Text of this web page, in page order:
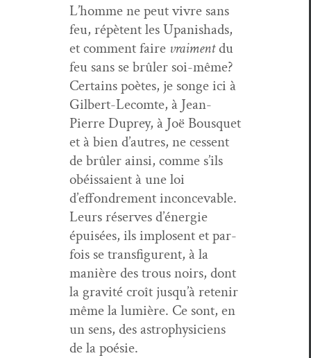
L’homme ne peut vivre sans
feu, répè­tent les Upan­ishads,
et com­ment faire vrai­mentdu
feu sans se brûler soi-même?
Cer­tains poètes, je songe ici à
Gilbert-Lecomte, à Jean-
Pierre Duprey, à Joë Bous­quet
et à bien d’autres, ne cessent
de brûler ain­si, comme s’ils
obéis­saient à une loi
d’effondrement incon­cev­able.
Leurs réserves d’énergie
épuisées, ils implosent et par­
fois se trans­fig­urent, à la
manière des trous noirs, dont
la grav­ité croît jusqu’à retenir
même la lumière. Ce sont, en
un sens, des astro­physi­ciens
de la poésie.